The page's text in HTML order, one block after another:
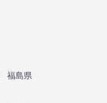
福島県